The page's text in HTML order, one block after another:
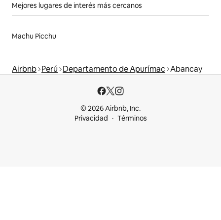
Mejores lugares de interés más cercanos
Machu Picchu
Airbnb Perú Departamento de Apurímac Abancay
© 2026 Airbnb, Inc.
Privacidad
Términos